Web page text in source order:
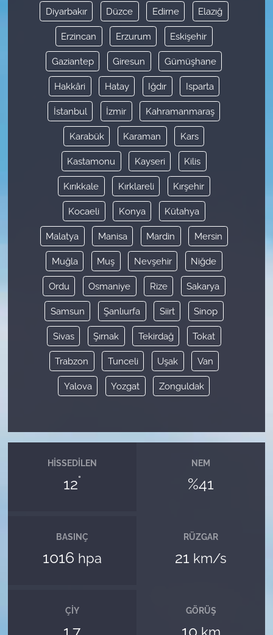
Diyarbakır Düzce Edirne Elazığ
Erzincan Erzurum Eskişehir
Gaziantep Giresun Gümüşhane
Hakkâri Hatay Iğdır Isparta
İstanbul İzmir Kahramanmaraş
Karabük Karaman Kars
Kastamonu Kayseri Kilis
Kırıkkale Kırklareli Kırşehir
Kocaeli Konya Kütahya
Malatya Manisa Mardin Mersin
Muğla Muş Nevşehir Niğde
Ordu Osmaniye Rize Sakarya
Samsun Şanlıurfa Siirt Sinop
Sivas Şırnak Tekirdağ Tokat
Trabzon Tunceli Uşak Van
Yalova Yozgat Zonguldak
HISSEDILEN
12°
NEM
%41
BASINÇ
1016 hpa
RÜZGAR
21 km/s
ÇIY GÖRÜŞ